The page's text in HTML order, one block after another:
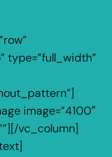
type=”full_width”
image=”4100″
vc_column]